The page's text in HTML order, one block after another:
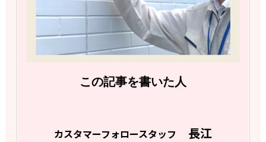
この記事を書いた人
カスタマーフォロースタッフ 長江